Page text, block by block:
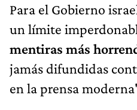
Para el Gobierno
un límite
mentiras más
jamás difundidas
en la prensa